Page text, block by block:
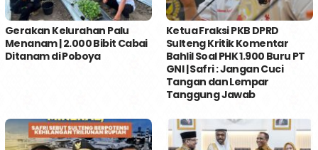
Gerakan Kelurahan Palu
Menanam | 2.000 Bibit Cabai
Ditanam di Poboya
Ketua Fraksi PKB DPRD
Sulteng Kritik Komentar
Bahlil Soal PHK 1.900 Buru PT
GNI | Safri : Jangan Cuci
Tangan dan Lempar
Tanggung Jawab